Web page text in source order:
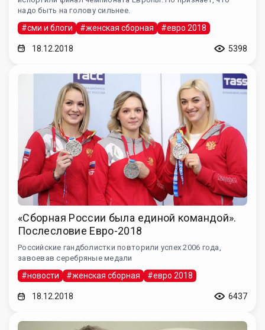
надо быть на голову сильнее.
#сми и блоги #женская сборная #евро 2018
18.12.2018 5398
«Сборная России была единой командой».
Послесловие Евро-2018
Российские гандболистки повторили успех 2006 года,
завоевав серебряные медали
#новости #женская сборная #евро 2018
18.12.2018 6437